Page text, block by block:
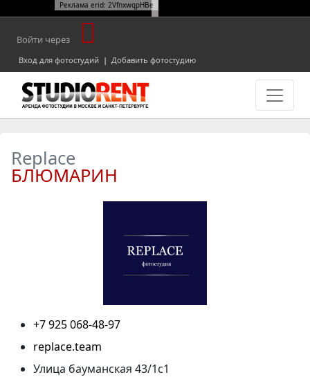
Реклама erid: 2VfnxwqpHBe
Войти через
Вход для фотостудий | Добавить фотостудию
Replace
БЛЮМАРИН
+7 925 068-48-97
replace.team
Улица бауманская 43/1с1